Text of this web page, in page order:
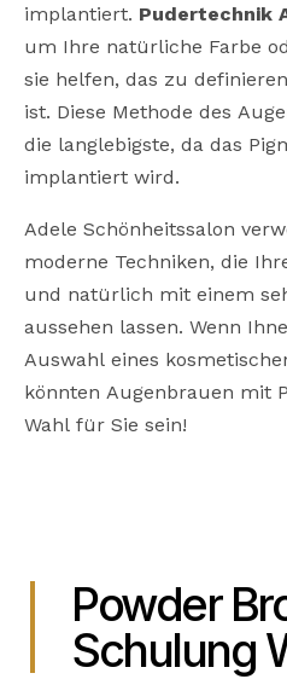
implantiert. Pudertechnik
um Ihre natürliche Farbe
sie helfen, das zu
ist. Diese Methode des
die langlebigste, da das
implantiert wird.
Adele Schönheitssalon
moderne Techniken, die
und natürlich mit einem
aussehen lassen. Wenn
Auswahl eines
könnten Augenbrauen mit
Wahl für Sie sein!
Powder
Schulung